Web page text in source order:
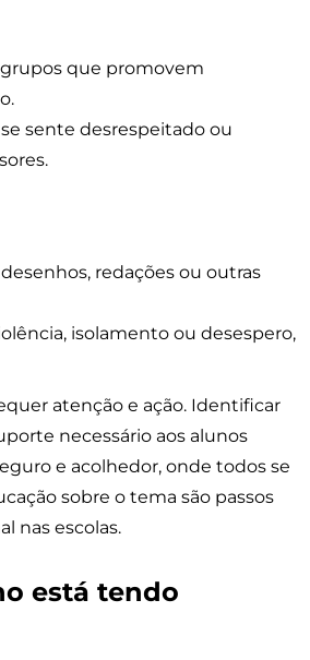
que promovem
sente desrespeitado ou
redações ou outras
isolamento ou desespero,
atenção e ação. Identificar
necessário aos alunos
e acolhedor, onde todos se
sobre o tema são passos
nas escolas.
está tendo